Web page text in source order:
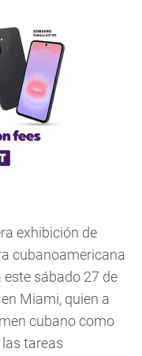
exhibición de
cubanoamericana
sábado 27 de
Miami, quien a
cubano como
tareas